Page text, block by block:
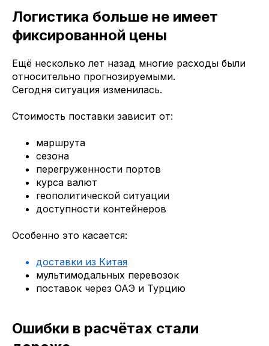
Логистика больше не имеет
фиксированной цены
Ещё несколько лет назад многие расходы были
относительно прогнозируемыми.
Сегодня ситуация изменилась.
Стоимость поставки зависит от:
маршрута
сезона
перегруженности портов
курса валют
геополитической ситуации
доступности контейнеров
Особенно это касается:
доставки из Китая
мультимодальных перевозок
поставок через ОАЭ и Турцию
Ошибки в расчётах стали